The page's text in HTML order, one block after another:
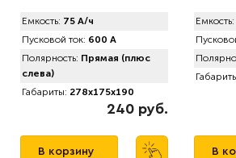
Емкость: 75 А/ч
Пусковой ток: 600 А
Полярность: Прямая (плюс
слева)
Габариты: 278x175x190
240 руб.
В корзину
Емкость:
В